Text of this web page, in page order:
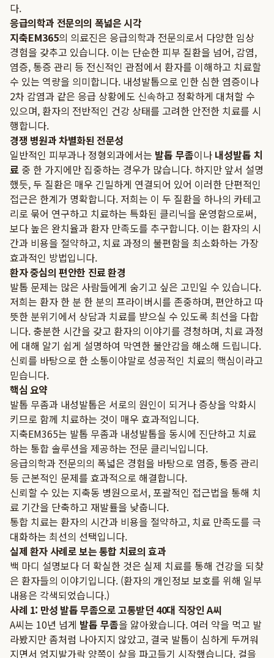
다.
응급의학과 전문의의 폭넓은 시각
지축EM365의 의료진은 응급의학과 전문의로서 다양한 임상
경험을 갖추고 있습니다. 이는 단순한 피부 질환을 넘어, 감염,
염증, 통증 관리 등 전신적인 관점에서 환자를 이해하고 치료할
수 있는 역량을 의미합니다. 내성발톱으로 인한 심한 염증이나
2차 감염과 같은 응급 상황에도 신속하고 정확하게 대처할 수
있으며, 환자의 전반적인 건강 상태를 고려한 안전한 치료를 시
행합니다.
경쟁 병원과 차별화된 전문성
일반적인 피부과나 정형외과에서는 발톱 무좀이나 내성발톱 치
료 중 한 가지에만 집중하는 경우가 많습니다. 하지만 앞서 설명
했듯, 두 질환은 매우 긴밀하게 연결되어 있어 이러한 단편적인
접근은 한계가 명확합니다. 저희는 이 두 질환을 하나의 카테고
리로 묶어 연구하고 치료하는 특화된 클리닉을 운영함으로써,
보다 높은 완치율과 환자 만족도를 추구합니다. 이는 환자의 시
간과 비용을 절약하고, 치료 과정의 불편함을 최소화하는 가장
효과적인 방법입니다.
환자 중심의 편안한 진료 환경
발톱 문제는 많은 사람들에게 숨기고 싶은 고민일 수 있습니다.
저희는 환자 한 분 한 분의 프라이버시를 존중하며, 편안하고 따
뜻한 분위기에서 상담과 치료를 받으실 수 있도록 최선을 다합
니다. 충분한 시간을 갖고 환자의 이야기를 경청하며, 치료 과정
에 대해 알기 쉽게 설명하여 막연한 불안감을 해소해 드립니다.
신뢰를 바탕으로 한 소통이야말로 성공적인 치료의 핵심이라고
믿습니다.
핵심 요약
발톱 무좀과 내성발톱은 서로의 원인이 되거나 증상을 악화시
키므로 함께 치료하는 것이 매우 효과적입니다.
지축EM365는 발톱 무좀과 내성발톱을 동시에 진단하고 치료
하는 통합 솔루션을 제공하는 전문 클리닉입니다.
응급의학과 전문의의 폭넓은 경험을 바탕으로 염증, 통증 관리
등 근본적인 문제를 효과적으로 해결합니다.
신뢰할 수 있는 지축동 병원으로서, 포괄적인 접근법을 통해 치
료 기간을 단축하고 재발률을 낮춥니다.
통합 치료는 환자의 시간과 비용을 절약하고, 치료 만족도를 극
대화하는 최선의 선택입니다.
실제 환자 사례로 보는 통합 치료의 효과
백 마디 설명보다 더 확실한 것은 실제 치료를 통해 건강을 되찾
은 환자들의 이야기입니다. (환자의 개인정보 보호를 위해 일부
내용은 각색되었습니다.)
사례 1: 만성 발톱 무좀으로 고통받던 40대 직장인 A씨
A씨는 10년 넘게 발톱 무좀을 앓아왔습니다. 여러 약을 먹고 발
라봤지만 좀처럼 나아지지 않았고, 결국 발톱이 심하게 두꺼워
지면서 엄지발가락 양쪽이 살을 파고들기 시작했습니다. 걸을